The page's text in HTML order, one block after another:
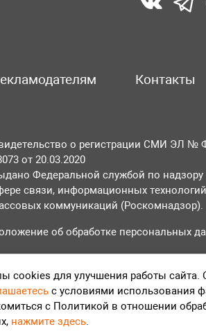
Контакты
о регистрации СМИ ЭЛ №
от 20.03.2020
Федеральной службой по надзору
связи, информационных
коммуникаций (Роскомнадзор).
об обработке персональных
cookies для улучшения работы сайта.
с условиями использования
с Политикой в отношении
нажмите здесь.